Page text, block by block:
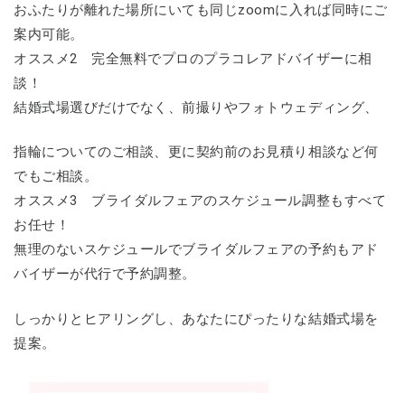
おふたりが離れた場所にいても同じzoomに入れば同時にご
案内可能。
オススメ2 完全無料でプロのプラコレアドバイザーに相
談！
結婚式場選びだけでなく、前撮りやフォトウェディング、
指輪についてのご相談、更に契約前のお見積り相談など何
でもご相談。
オススメ3 ブライダルフェアのスケジュール調整もすべて
お任せ！
無理のないスケジュールでブライダルフェアの予約もアド
バイザーが代行で予約調整。
しっかりとヒアリングし、あなたにぴったりな結婚式場を
提案。